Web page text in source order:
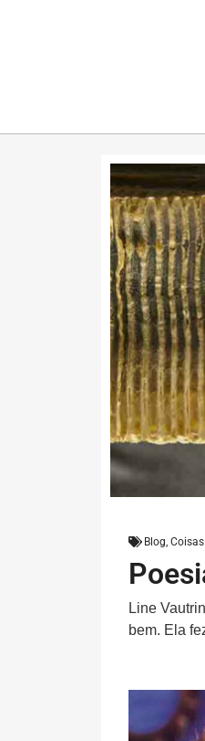
Blog,
Line
bem. Ela